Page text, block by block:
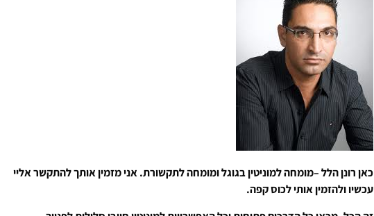
כאן רונן הלל –מומחה למוניטין בגוגל ומומחה לתקשורת. אני מזמין אותך להתקשר אליי
עכשיו ולהזמין אותי לכוס קפה.